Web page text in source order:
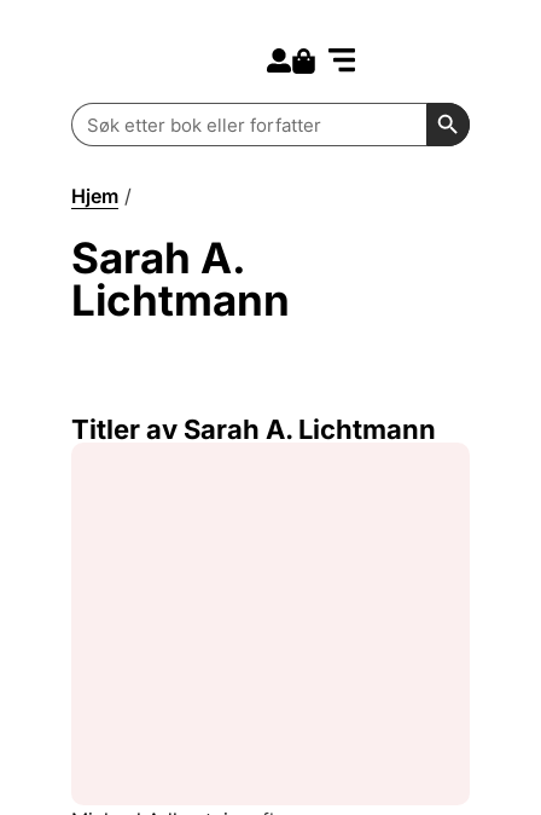
Search
for:
Search
Hjem /
Sarah A.
Lichtmann
Titler av Sarah A. Lichtmann